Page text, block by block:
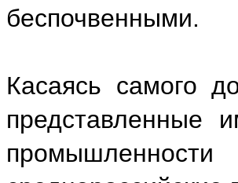
беспочвенными.
Касаясь самого
представленные